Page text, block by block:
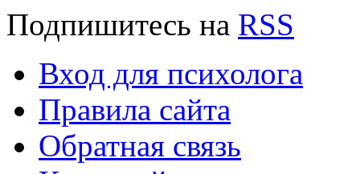
Подпишитесь на RSS
Вход для психолога
Правила сайта
Обратная связь